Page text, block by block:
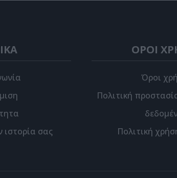
ιστορία σας
ΟΡΟΙ
Όροι
Πολιτική
Πολιτική